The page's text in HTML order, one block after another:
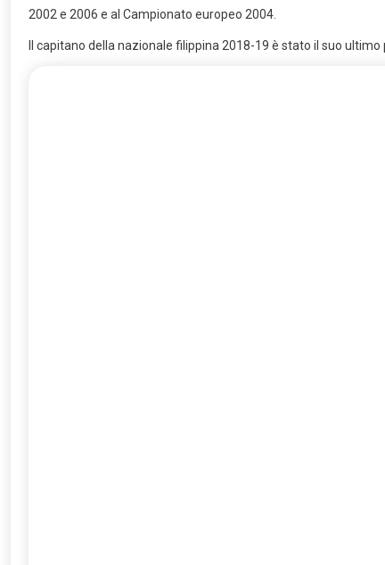
2002 e 2006 e al Campionato europeo 2004.
Il capitano della nazionale filippina 2018-19 è stato il suo ultimo